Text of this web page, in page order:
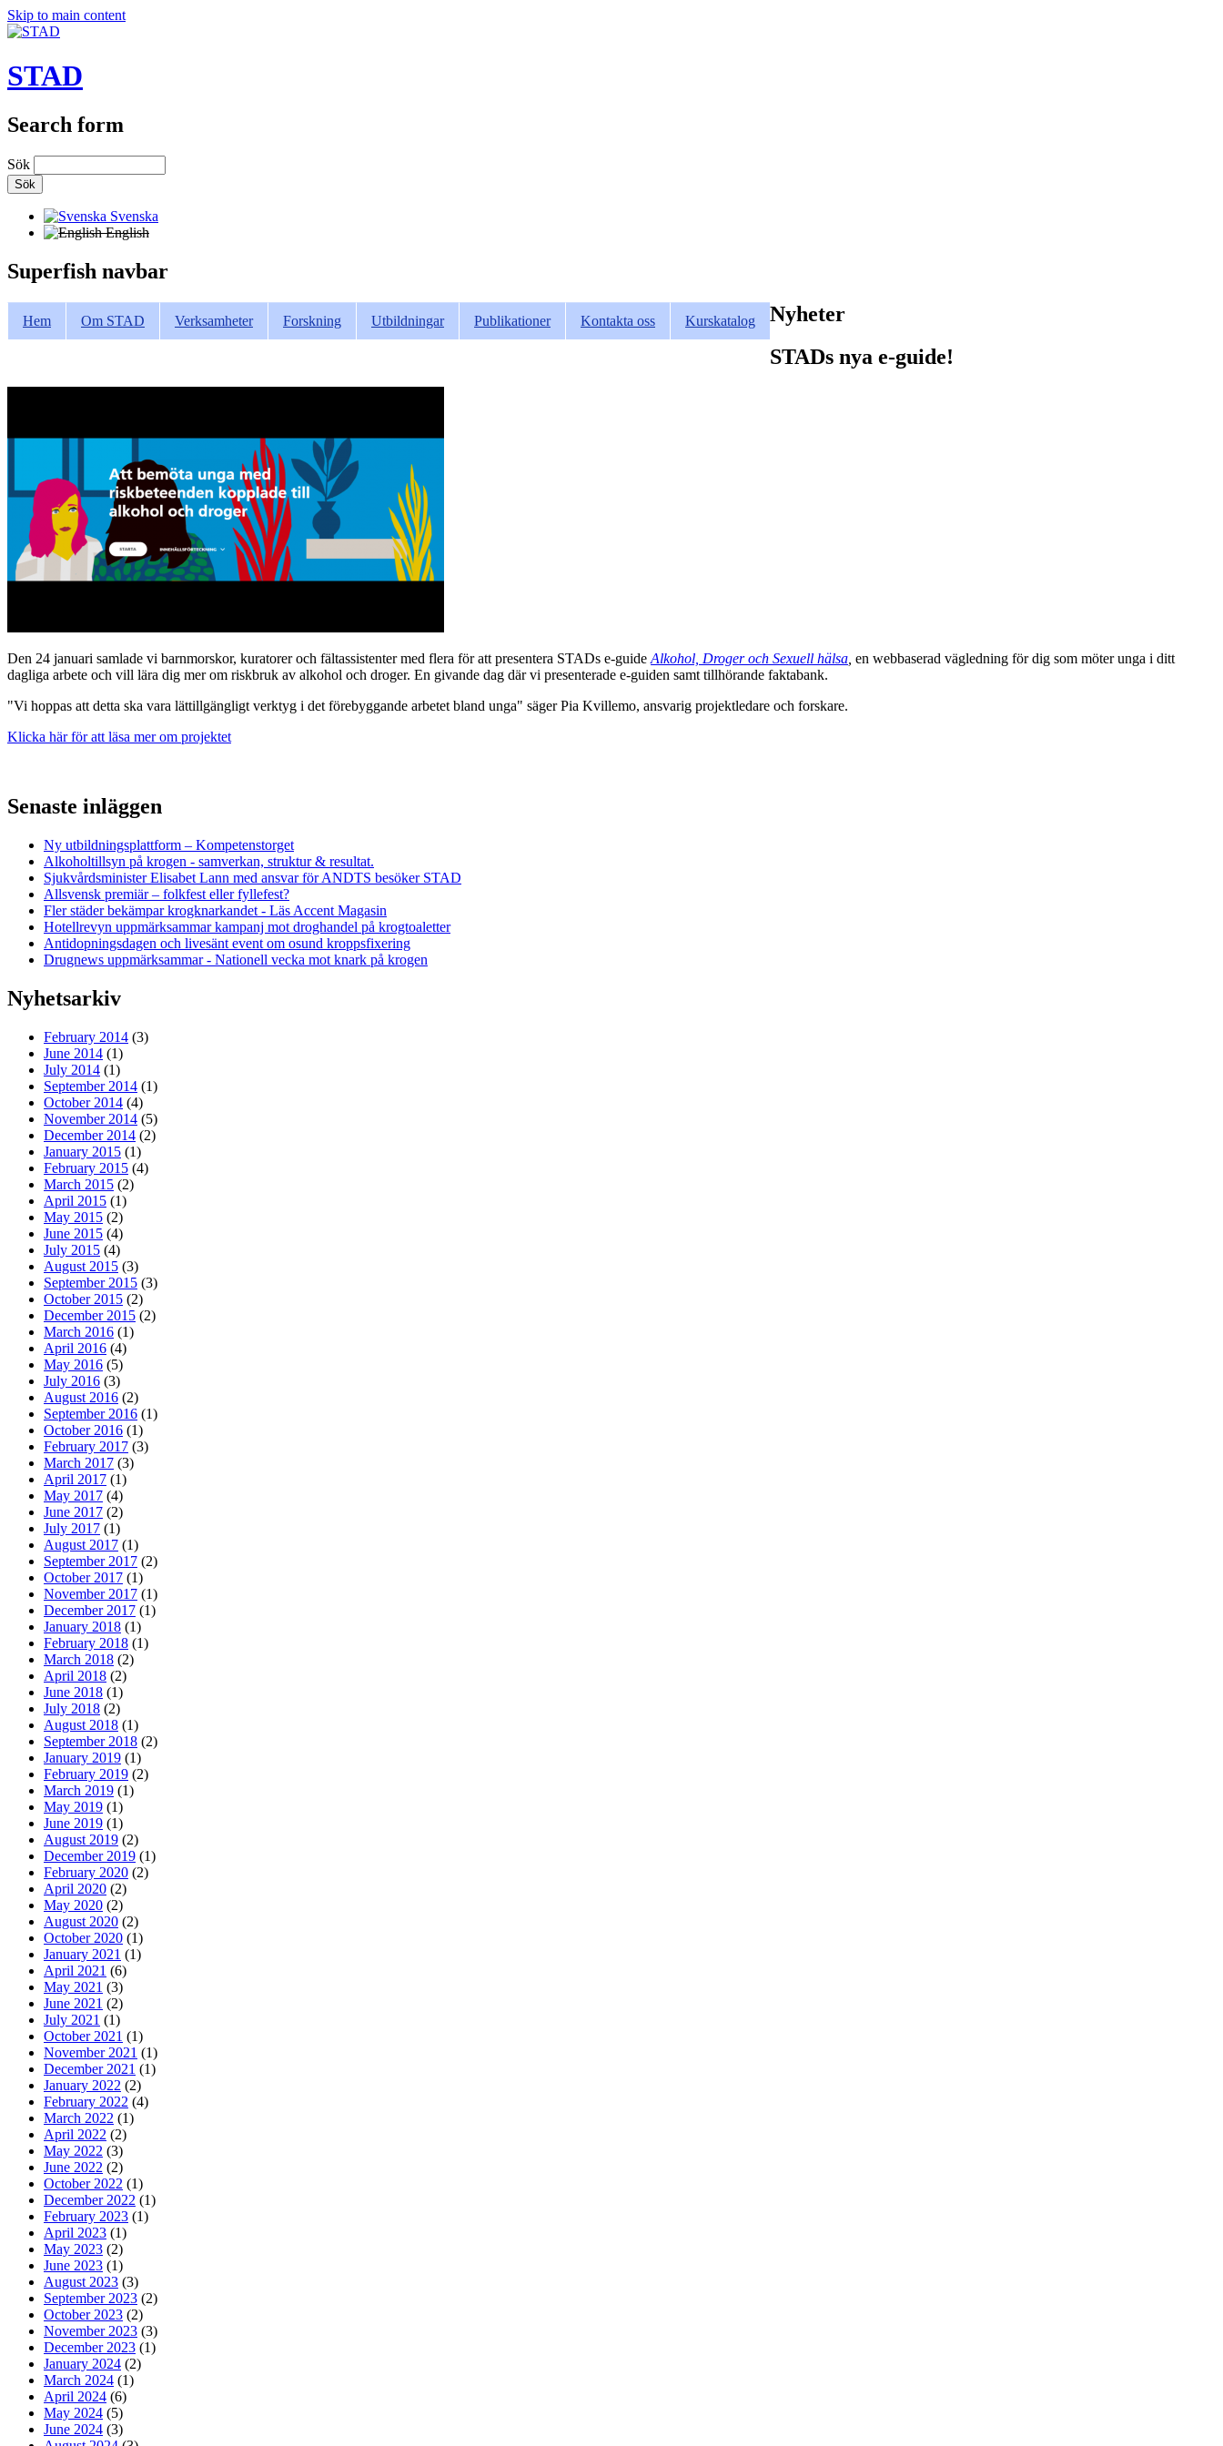
Skip to main content
STAD
Search form
Sök
Svenska
English
Superfish navbar
Hem Om STAD Verksamheter Forskning Utbildningar Publikationer Kontakta oss Kurskatalog
Nyheter
STADs nya e-guide!
Den 24 januari samlade vi barnmorskor, kuratorer och fältassistenter med flera för att presentera STADs e-guide Alkohol, Droger och Sexuell hälsa, en webbaserad vägledning för dig som möter unga i ditt
dagliga arbete och vill lära dig mer om riskbruk av alkohol och droger. En givande dag där vi presenterade e-guiden samt tillhörande faktabank.
"Vi hoppas att detta ska vara lättillgängligt verktyg i det förebyggande arbetet bland unga" säger Pia Kvillemo, ansvarig projektledare och forskare.
Klicka här för att läsa mer om projektet
Senaste inläggen
Ny utbildningsplattform – Kompetenstorget
Alkoholtillsyn på krogen - samverkan, struktur & resultat.
Sjukvårdsminister Elisabet Lann med ansvar för ANDTS besöker STAD
Allsvensk premiär – folkfest eller fyllefest?
Fler städer bekämpar krogknarkandet - Läs Accent Magasin
Hotellrevyn uppmärksammar kampanj mot droghandel på krogtoaletter
Antidopningsdagen och livesänt event om osund kroppsfixering
Drugnews uppmärksammar - Nationell vecka mot knark på krogen
Nyhetsarkiv
February 2014 (3)
June 2014 (1)
July 2014 (1)
September 2014 (1)
October 2014 (4)
November 2014 (5)
December 2014 (2)
January 2015 (1)
February 2015 (4)
March 2015 (2)
April 2015 (1)
May 2015 (2)
June 2015 (4)
July 2015 (4)
August 2015 (3)
September 2015 (3)
October 2015 (2)
December 2015 (2)
March 2016 (1)
April 2016 (4)
May 2016 (5)
July 2016 (3)
August 2016 (2)
September 2016 (1)
October 2016 (1)
February 2017 (3)
March 2017 (3)
April 2017 (1)
May 2017 (4)
June 2017 (2)
July 2017 (1)
August 2017 (1)
September 2017 (2)
October 2017 (1)
November 2017 (1)
December 2017 (1)
January 2018 (1)
February 2018 (1)
March 2018 (2)
April 2018 (2)
June 2018 (1)
July 2018 (2)
August 2018 (1)
September 2018 (2)
January 2019 (1)
February 2019 (2)
March 2019 (1)
May 2019 (1)
June 2019 (1)
August 2019 (2)
December 2019 (1)
February 2020 (2)
April 2020 (2)
May 2020 (2)
August 2020 (2)
October 2020 (1)
January 2021 (1)
April 2021 (6)
May 2021 (3)
June 2021 (2)
July 2021 (1)
October 2021 (1)
November 2021 (1)
December 2021 (1)
January 2022 (2)
February 2022 (4)
March 2022 (1)
April 2022 (2)
May 2022 (3)
June 2022 (2)
October 2022 (1)
December 2022 (1)
February 2023 (1)
April 2023 (1)
May 2023 (2)
June 2023 (1)
August 2023 (3)
September 2023 (2)
October 2023 (2)
November 2023 (3)
December 2023 (1)
January 2024 (2)
March 2024 (1)
April 2024 (6)
May 2024 (5)
June 2024 (3)